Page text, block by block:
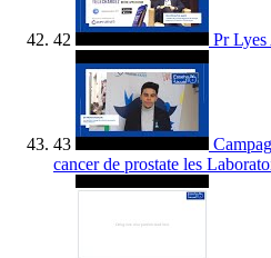
42 Pr
43
cancer de prostate les